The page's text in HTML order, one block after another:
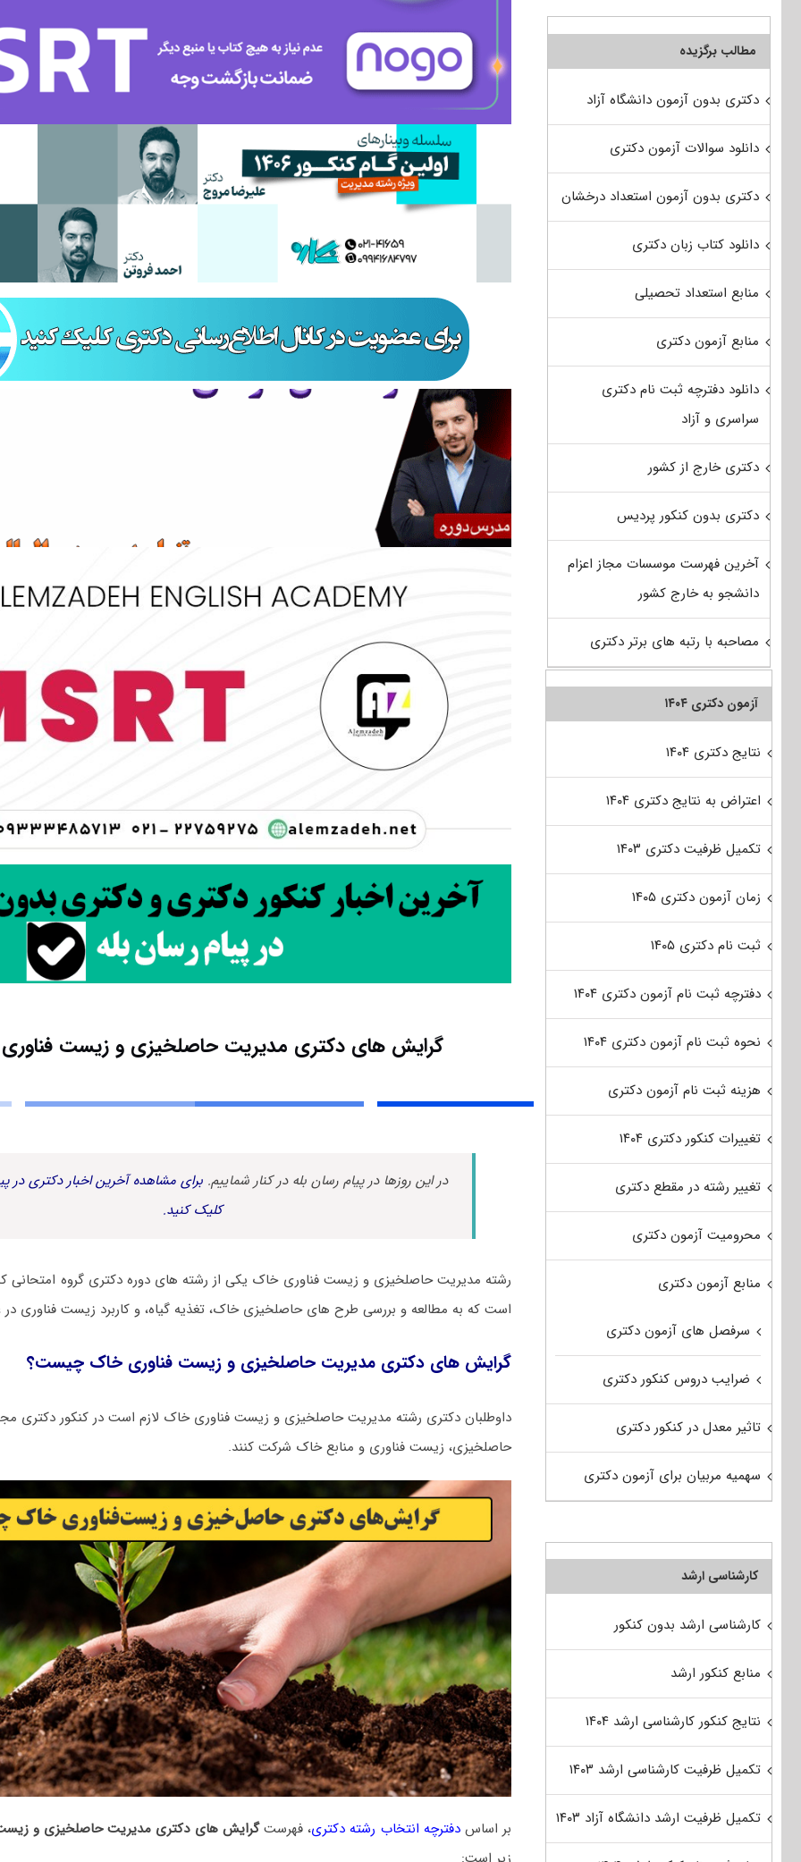
گرایش های دکتری ﻣﺪﻳﺮﻳﺖ حاصلخیزی و زﻳﺴﺖ
در این روزها در پیام رسان بله در کنار شماییم. برای مشاهده آخرین اخبار دکتری در
کلیک کنید.
رشته ﻣﺪﻳﺮﻳﺖ حاصلخیزی و زﻳﺴﺖ ﻓﻨﺎوری ﺧﺎک یکی از رشته های دوره دکتری گروه امتحانی
است که به مطالعه و بررسی طرح های حاصلخیزی خاک، تغذیه گیاه، و کاربرد زیست فناوری در
گرایش های دکتری ﻣﺪﻳﺮﻳﺖ حاصلخیزی و زﻳﺴﺖ ﻓﻨﺎوری ﺧﺎک چیست؟
داوطلبان دکتری رشته ﻣﺪﻳﺮﻳﺖ حاصلخیزی و زﻳﺴﺖ ﻓﻨﺎوری ﺧﺎک لازم است در کنکور دکتری
حاصلخیزی، زﻳﺴﺖ ﻓﻨﺎوری و منابع ﺧﺎک شرکت کنند.
بر اساسدفترچه انتخاب رشته دکتری، فهرستگرایش های دکتری ﻣﺪﻳﺮﻳﺖ حاصلخیزی و
مطالب برگزیده
دکتری بدون آزمون دانشگاه آزاد
دانلود سوالات آزمون دکتری
دکتری بدون آزمون استعداد درخشان
دانلود کتاب زبان دکتری
منابع استعداد تحصیلی
منابع آزمون دکتری
دانلود دفترچه ثبت نام دکتری
سراسری و آزاد
دکتری خارج از کشور
دکتری بدون کنکور پردیس
آخرین فهرست موسسات مجاز اعزام
دانشجو به خارج کشور
مصاحبه با رتبه های برتر دکتری
آزمون دکتری ۱۴۰۴
نتایج دکتری ۱۴۰۴
اعتراض به نتایج دکتری ۱۴۰۴
تکمیل ظرفیت دکتری ۱۴۰۳
زمان آزمون دکتری ۱۴۰۵
ثبت نام دکتری ۱۴۰۵
دفترچه ثبت نام آزمون دکتری ۱۴۰۴
نحوه ثبت نام آزمون دکتری ۱۴۰۴
هزینه ثبت نام آزمون دکتری
تغییرات کنکور دکتری ۱۴۰۴
تغییر رشته در مقطع دکتری
محرومیت آزمون دکتری
منابع آزمون دکتری
سرفصل های آزمون دکتری
ضرایب دروس کنکور دکتری
تاثیر معدل در کنکور دکتری
سهمیه مربیان برای آزمون دکتری
کارشناسی ارشد
کارشناسی ارشد بدون کنکور
منابع کنکور ارشد
نتایج کنکور کارشناسی ارشد ۱۴۰۴
تکمیل ظرفیت کارشناسی ارشد ۱۴۰۳
تکمیل ظرفیت ارشد دانشگاه آزاد ۱۴۰۳